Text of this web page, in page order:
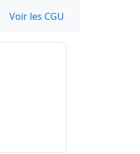
Voir les CGU